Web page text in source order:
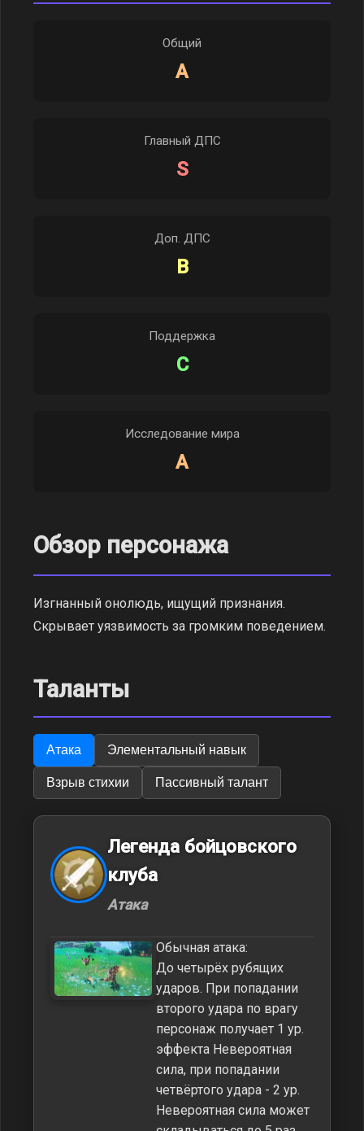
Общий
A
Главный ДПС
S
Доп. ДПС
B
Поддержка
C
Исследование мира
A
Обзор персонажа
Изгнанный онолюдь, ищущий признания.
Скрывает уязвимость за громким поведением.
Таланты
Атака Элементальный навык
Взрыв стихии Пассивный талант
Легенда бойцовского
клуба
Атака
Обычная атака:
До четырёх рубящих
ударов. При попадании
второго удара по врагу
персонаж получает 1 ур.
эффекта Невероятная
сила, при попадании
четвёртого удара - 2 ур.
Невероятная сила может